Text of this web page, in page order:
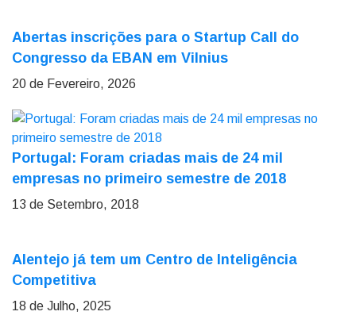
Abertas inscrições para o Startup Call do
Congresso da EBAN em Vilnius
20 de Fevereiro, 2026
Portugal: Foram criadas mais de 24 mil
empresas no primeiro semestre de 2018
13 de Setembro, 2018
Alentejo já tem um Centro de Inteligência
Competitiva
18 de Julho, 2025